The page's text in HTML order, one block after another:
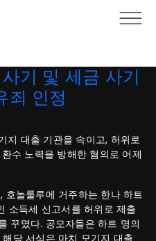
기 및 세금 사기
죄 인정
지 대출 기관을 속이고, 허위로
수 노력을 방해한 혐의로 어제
호놀룰루에 거주하는 한나 하트
득세 신고서를 허위로 제출
꾸몄다. 공모자들은 하트 명의